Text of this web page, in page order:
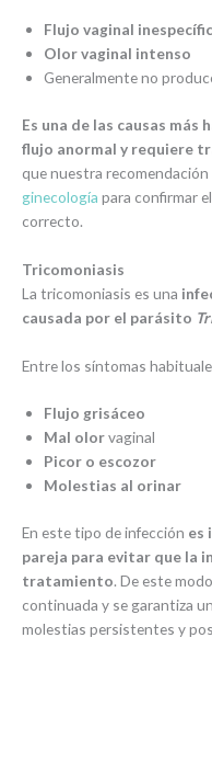
Flujo vaginal
Olor vaginal intenso
Generalmente no
Es una de las causas
flujo anormal y requiere
que nuestra
ginecología para confirmar
correcto.
Tricomoniasis
La tricomoniasis es una
causada por el parásito
Entre los síntomas
Flujo grisáceo
Mal olorvaginal
Picor o escozor
Molestias al orinar
En este tipo de infección es
pareja para evitar que la
tratamiento. De este
continuada y se garantiza
molestias persistentes y